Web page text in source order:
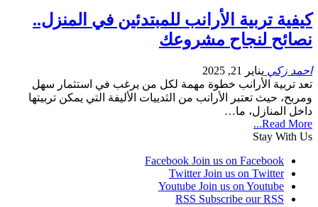
كيفية تربية الأرانب للمبتدئين في المنزل..
نصائح لنجاح مشروعك
احمد زكي يناير 21, 2025
تعد تربية الأرانب خطوة مهمة لكل من يرغب في استثمار سهل
ومربح، حيث تعتبر الأرانب من الثدييات الأليفة التي يمكن تربيتها
داخل المنازل، ما…
Read More...
Stay With Us
Facebook Join us on Facebook
Twitter Join us on Twitter
Youtube Join us on Youtube
RSS Subscribe our RSS